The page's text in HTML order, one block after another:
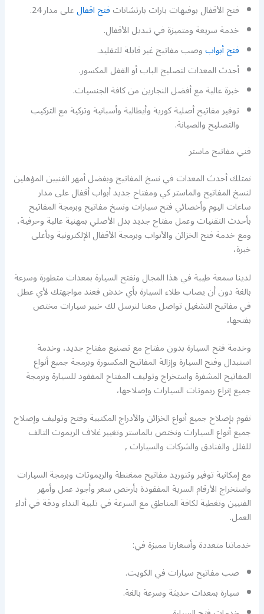
فتح الأقفال بوفيهات بارات بارتشاناتفتح اقفالعلى مدار 24.
خدمة سريعة ومتميزة في تبديل الأقفال.
فتح أبوابوصب مفاتيح غير قابلة للتقليد.
أحدث المعدات لتصليح الباب أو القفل المكسور.
خبرة عالية مع أفضل النجارين من كافة الجنسيات.
توفير مفاتيح أصلية كورية وأيطالية وأسبانية وتركية مع التركيب
والتصليح والصيانة.
فني مفاتيح ماستر
نمتلك أحدث المعدات في نسخ المفاتيح وبفضل أمهر الفنيين المؤهلين
لنسخ المفاتيح والماستر كي ومفتاح جديد أبواب أقفال على مدار
ساعات اليوم وأخصائي فتح سيارات ونسخ مفاتيح وبرمجة المفاتيح
بأحدث التقنيات وعمل مفتاح جديد بدل الأصلي بمهنية عالية وحرفية،
ومع خدمة فتح الخزائن والأبواب وبرمجة الأقفال الإلكترونية وبأعلى
خبرة،
لدينا سمعة طيبة في هذا المجال ونفتح السيارة بمعدات متطورة وسرعة
بالغة دون أن يصاب طلاء السيارة بأي خدش فعند مواجهتك لأي عطل
في مفاتيح التشغيل تواصل معنا لنرسل لك خبير سيارات مختص
بفتحها،
وخدمة فتح السيارة بدون مفتاح مع تصنيع مفتاح جديد، وخدمة
استبدال وفتح السيارة وإزالة المفاتيح المكسورة وبرمجة جميع أنواع
المفاتيح المشفرة واستخراج وتوليف المفتاح المفقود للسيارة وبرمجة
جميع إنراع ريموتات السيارات وإصلاحها،
نقوم بإصلاح جميع أنواع الخزائن والأدراج المكتبية وفتح وتوليف وإصلاح
جميع أنواع السيارات ونختص بالماستر وتغيير غلاف الريموت التالف
للفلل والفنادق والشركات والسيارات ,
مع إمكانية توفير وتتوريد مفاتيح ممغنطة والريموتات وبرمجة السيارات
واستخراج الأرقام السرية المفقودة بأرخص سعر وأجود عمل وأمهر
الفنيين وتغطية لكافة المناطق مع السرعة في تلبية النداء ودقة في أداء
العمل.
خدماتنا متعددة وأسعارنا مميزة في:
صب مفاتيح سيارات في الكويت.
سيارة بمعدات حديثة وسرعة بالغة.